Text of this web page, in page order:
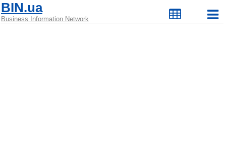
BIN.ua
Business Information Network